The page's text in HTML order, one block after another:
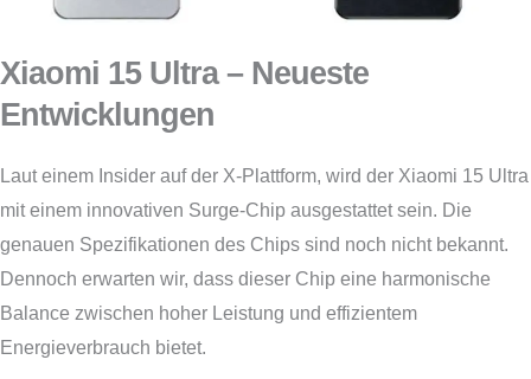
Xiaomi 15 Ultra – Neueste
Entwicklungen
Laut einem Insider auf der X-Plattform, wird der Xiaomi 15 Ultra
mit einem innovativen Surge-Chip ausgestattet sein. Die
genauen Spezifikationen des Chips sind noch nicht bekannt.
Dennoch erwarten wir, dass dieser Chip eine harmonische
Balance zwischen hoher Leistung und effizientem
Energieverbrauch bietet.